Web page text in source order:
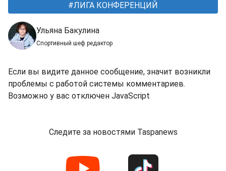
ЛИГА КОНФЕРЕНЦИЙ
Ульяна Бакулина
Спортивный шеф редактор
Если вы видите данное сообщение, значит возникли
проблемы с работой системы комментариев.
Возможно у вас отключен JavaScript
Следите за новостями Taspanews